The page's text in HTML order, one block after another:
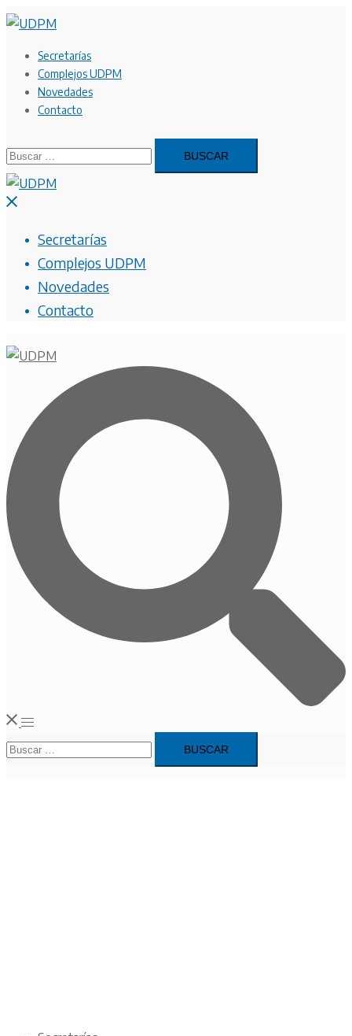
Saltar
contenidoSecretarías
Complejos UDPM
Novedades
Contacto
Buscar:
Cerrar
Secretarías
Complejos UDPM
Novedades
Contacto
Alternar
menú
Buscar: